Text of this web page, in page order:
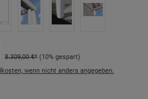
8.309,00 €* (10% gespart)
wenn nicht anders angegeben.